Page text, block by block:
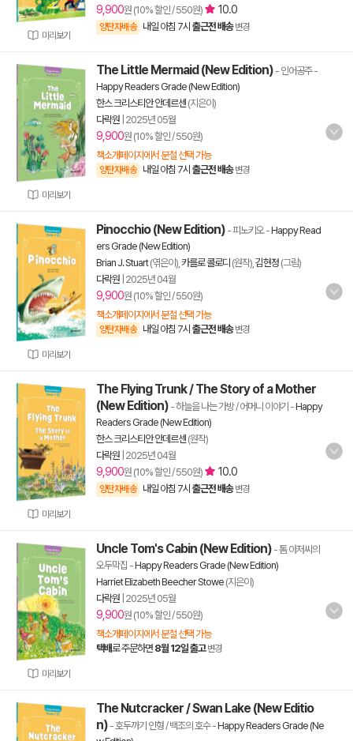
미리보기
9,900원 (10% 할인 / 550원) 10.0
양탄자배송 내일 아침 7시 출근전 배송 변경
미리보기
The Little Mermaid (New Edition) - 인어공주-
Happy Readers Grade (New Edition)
한스 크리스티안 안데르센 (지은이)
다락원 2025년 05월
9,900원 (10% 할인 / 550원)
책소개페이지에서 분철 선택 가능
양탄자배송 내일 아침 7시 출근전 배송 변경
미리보기
Pinocchio (New Edition) - 피노키오-Happy Read
ers Grade (New Edition)
Brian J. Stuart(엮은이), 카를로 콜로디 (원작), 김현정 (그림)
다락원 2025년 04월
9,900원 (10% 할인 / 550원)
책소개페이지에서 분철 선택 가능
양탄자배송 내일 아침 7시 출근전 배송 변경
미리보기
The Flying Trunk / The Story of a Mother
(New Edition) - 하늘을 나는 가방 / 어머니 이야기 -Happy
Readers Grade (New Edition)
한스 크리스티안 안데르센 (원작)
다락원 2025년 04월
9,900원 (10% 할인 / 550원) 10.0
양탄자배송 내일 아침 7시 출근전 배송 변경
미리보기
Uncle Tom's Cabin (New Edition) - 톰 아저씨의
오두막집 -Happy Readers Grade (New Edition)
Harriet Elizabeth Beecher Stowe (지은이)
다락원 2025년 05월
9,900원 (10% 할인 / 550원)
책소개페이지에서 분철 선택 가능
택배로 주문하면 8월 12일 출고 변경
The Nutcracker / Swan Lake (New Editio
n) - 호두까기 인형 / 백조의 호수-Happy Readers Grade (Ne